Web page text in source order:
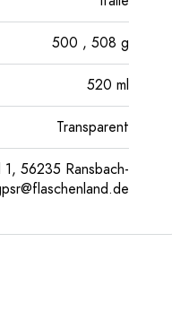
500 , 508 g
520 ml
Transparent
56235 Ransbach-